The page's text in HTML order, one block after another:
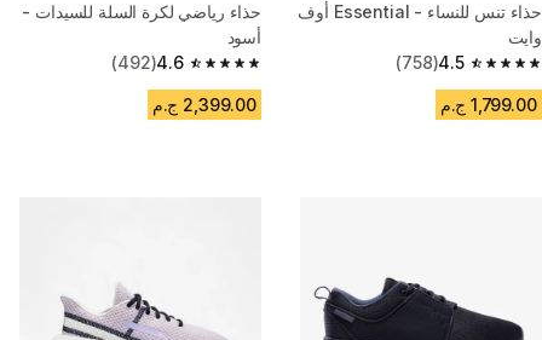
حذاء تنس للنساء - Essential أوف
وايت
4.5
4.5 out of 5 stars from 758 reviews
(758)
1,799.00 ج.م
حذاء رياضي لكرة السلة للسيدات -
أسود
4.6
4.6 out of 5 stars from 492 reviews
(492)
2,399.00 ج.م